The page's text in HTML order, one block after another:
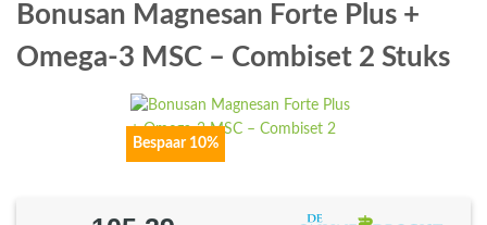
Bonusan Magnesan Forte Plus +
Omega-3 MSC – Combiset 2 Stuks
Bespaar 10%